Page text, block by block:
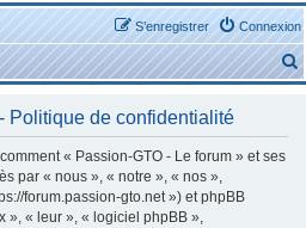
Connexion
S’enregistrer
e
Politique de confidentialité
« Passion-GTO - Le forum » et ses
par « nous », « notre », « nos »,
forum.passion-gto.net ») et phpBB
», « leur », « logiciel phpBB »,